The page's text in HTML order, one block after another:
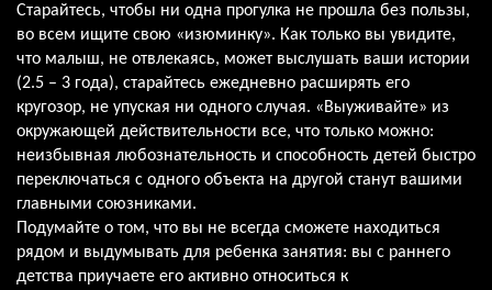
Старайтесь, чтобы ни одна прогулка не прошла без пользы,
во всем ищите свою «изюминку». Как только вы увидите,
что малыш, не отвлекаясь, может выслушать ваши истории
(2.5 – 3 года), старайтесь ежедневно расширять его
кругозор, не упуская ни одного случая. «Выуживайте» из
окружающей действительности все, что только можно:
неизбывная любознательность и способность детей быстро
переключаться с одного объекта на другой станут вашими
главными союзниками.
Подумайте о том, что вы не всегда сможете находиться
рядом и выдумывать для ребенка занятия: вы с раннего
детства приучаете его активно относиться к